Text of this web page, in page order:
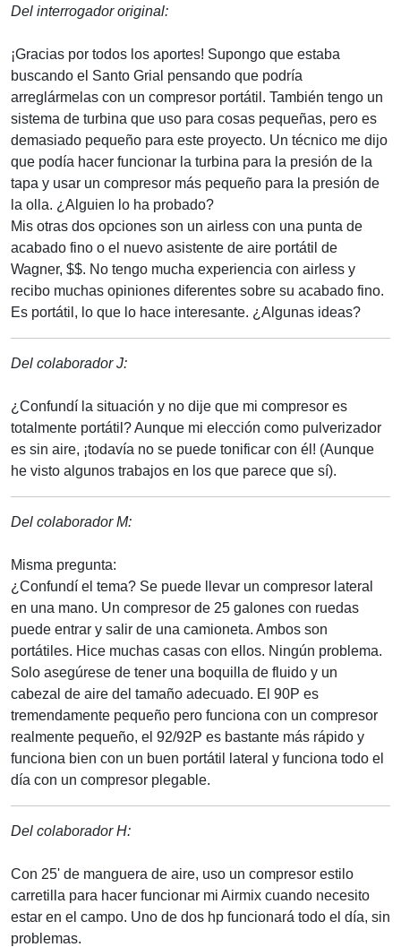
Del interrogador original:
¡Gracias por todos los aportes! Supongo que estaba
buscando el Santo Grial pensando que podría
arreglármelas con un compresor portátil. También tengo un
sistema de turbina que uso para cosas pequeñas, pero es
demasiado pequeño para este proyecto. Un técnico me dijo
que podía hacer funcionar la turbina para la presión de la
tapa y usar un compresor más pequeño para la presión de
la olla. ¿Alguien lo ha probado?
Mis otras dos opciones son un airless con una punta de
acabado fino o el nuevo asistente de aire portátil de
Wagner, $$. No tengo mucha experiencia con airless y
recibo muchas opiniones diferentes sobre su acabado fino.
Es portátil, lo que lo hace interesante. ¿Algunas ideas?
Del colaborador J:
¿Confundí la situación y no dije que mi compresor es
totalmente portátil? Aunque mi elección como pulverizador
es sin aire, ¡todavía no se puede tonificar con él! (Aunque
he visto algunos trabajos en los que parece que sí).
Del colaborador M:
Misma pregunta:
¿Confundí el tema? Se puede llevar un compresor lateral
en una mano. Un compresor de 25 galones con ruedas
puede entrar y salir de una camioneta. Ambos son
portátiles. Hice muchas casas con ellos. Ningún problema.
Solo asegúrese de tener una boquilla de fluido y un
cabezal de aire del tamaño adecuado. El 90P es
tremendamente pequeño pero funciona con un compresor
realmente pequeño, el 92/92P es bastante más rápido y
funciona bien con un buen portátil lateral y funciona todo el
día con un compresor plegable.
Del colaborador H:
Con 25' de manguera de aire, uso un compresor estilo
carretilla para hacer funcionar mi Airmix cuando necesito
estar en el campo. Uno de dos hp funcionará todo el día, sin
problemas.